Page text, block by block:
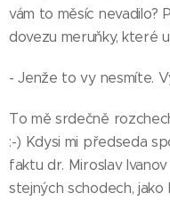
vám to měsíc nevadilo?
dovezu meruňky, které
- Jenže to vy nesmíte.
To mě srdečně
:-) Kdysi mi předseda
faktu dr. Miroslav
stejných schodech, jako